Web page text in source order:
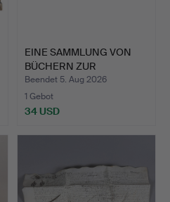
EINE SAMMLUNG VON
BÜCHERN ZUR
NATURGESCHIC…
Beendet 5. Aug 2026
1 Gebot
34 USD